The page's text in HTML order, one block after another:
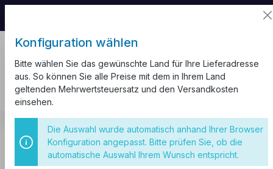
Kabel und Leitungen Kabelverschraubung
Kabelverschraubung M32 1 St.
Konfiguration wählen
Bitte wählen Sie das gewünschte Land für Ihre Lieferadresse
aus. So können Sie alle Preise mit dem in Ihrem Land
geltenden Mehrwertsteuersatz und den Versandkosten
einsehen.
Die Auswahl wurde automatisch anhand Ihrer Browser
Konfiguration angepasst. Bitte prüfen Sie, ob die
automatische Auswahl Ihrem Wunsch entspricht.